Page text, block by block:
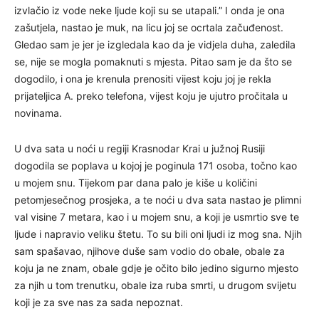
izvlačio iz vode neke ljude koji su se utapali.” I onda je ona
zašutjela, nastao je muk, na licu joj se ocrtala začuđenost.
Gledao sam je jer je izgledala kao da je vidjela duha, zaledila
se, nije se mogla pomaknuti s mjesta. Pitao sam je da što se
dogodilo, i ona je krenula prenositi vijest koju joj je rekla
prijateljica A. preko telefona, vijest koju je ujutro pročitala u
novinama.
U dva sata u noći u regiji Krasnodar Krai u južnoj Rusiji
dogodila se poplava u kojoj je poginula 171 osoba, točno kao
u mojem snu. Tijekom par dana palo je kiše u količini
petomjesečnog prosjeka, a te noći u dva sata nastao je plimni
val visine 7 metara, kao i u mojem snu, a koji je usmrtio sve te
ljude i napravio veliku štetu. To su bili oni ljudi iz mog sna. Njih
sam spašavao, njihove duše sam vodio do obale, obale za
koju ja ne znam, obale gdje je očito bilo jedino sigurno mjesto
za njih u tom trenutku, obale iza ruba smrti, u drugom svijetu
koji je za sve nas za sada nepoznat.